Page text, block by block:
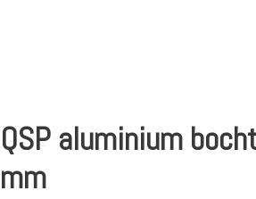
QSP aluminium
mm